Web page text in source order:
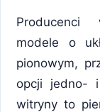
Producenci
modele o
pionowym,
opcji jedno- i
witryny to